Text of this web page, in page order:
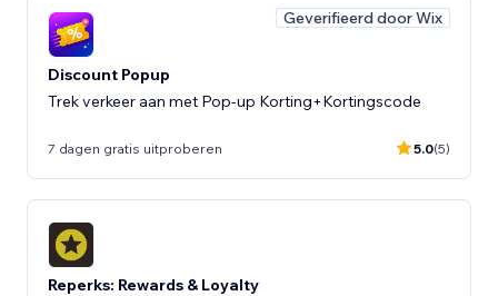
Geverifieerd door Wix
Discount Popup
Trek verkeer aan met Pop-up Korting+Kortingscode
7 dagen gratis uitproberen 5.0(5)
Reperks: Rewards & Loyalty